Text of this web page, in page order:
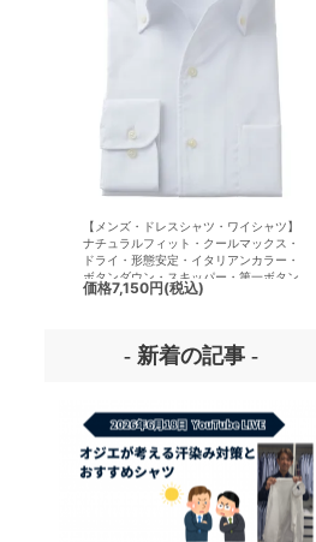
【メンズ・ドレスシャツ・ワイシャツ】
ナチュラルフィット・クールマックス・
ドライ・形態安定・イタリアンカラー・
ボタンダウン・スキッパー・第一ボタン
無し
価格7,150円(税込)
- 新着の記事 -